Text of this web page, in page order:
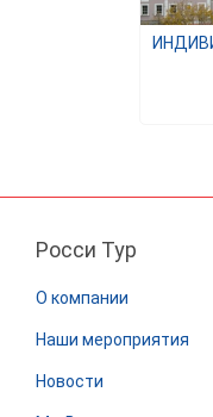
Росси Тур
О компании
Наши мероприятия
Новости